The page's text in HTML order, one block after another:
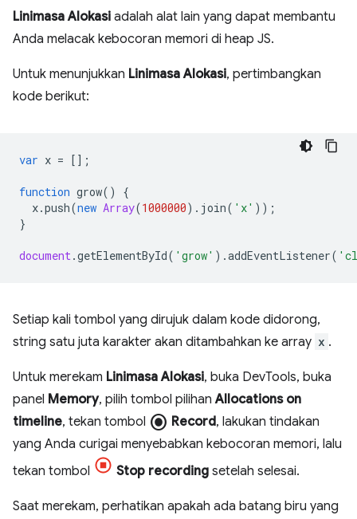
Linimasa Alokasi adalah alat lain yang dapat membantu
Anda melacak kebocoran memori di heap JS.
Untuk menunjukkan Linimasa Alokasi, pertimbangkan
kode berikut:
var x = [];
function grow()
{
x.push(new Array(1000000). join( 'x' ));
}
document.getElementById( 'grow' ).addEventListener(
Setiap kali tombol yang dirujuk dalam kode didorong,
string satu juta karakter akan ditambahkan ke array x .
Untuk merekam Linimasa Alokasi, buka DevTools, buka
panel Memory, pilih tombol pilihanAllocations on
timeline, tekan tombol radio_button_checked Record, lakukan tindakan
yang Anda curigai menyebabkan kebocoran memori, lalu
tekan tombol
Stop recording setelah selesai.
Saat merekam, perhatikan apakah ada batang biru yang